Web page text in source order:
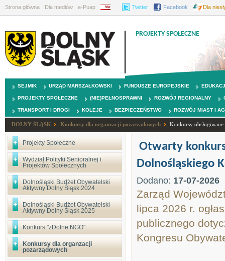
Strona główna Dla mediów e-Puap BIP Twitter Facebook Dla
PROJEKTY SPOŁECZNE
SEJMIK URZĄD MARSZAŁKOWSKI FUNDUSZE EUROPEJSKIE
PROJEKTY SPOŁECZNE (NIE)PEŁNOSPRAWNI ROZWÓJ REGIONALNY
TRANSPORT I DROGI KOLEJE BEZPIECZEŃSTWO ROZWÓJ MIAST I
DOLNY ŚLĄSK Konkursy dla organzacji pozarządowych Konkursy
Projekty Społeczne
Wydział Polityki Senioralnej i
Projektów Społecznych
Dolnośląski Budżet Obywatelski
Aktywny Dolny Śląsk 2024
Dolnośląski Budżet Obywatelski
Aktywny Dolny Śląsk 2025
Konkurs "zDolne NGO"
Konkursy dla organzacji
pozarządowych
Otwarty
Dolnośląskiego
Dodano: 17-07-2026
Zarząd
lipca 2026 r.
publicznego
Kongresu